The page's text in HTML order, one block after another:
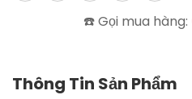
☎️ Gọi mua hàng:
Thông Tin Sản Phẩm